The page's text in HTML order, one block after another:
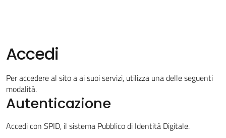
Servizi
Vivere
Tossignano
Accedi
Per accedere al sito a ai suoi servizi, utilizza una delle seguenti
modalità.
Autenticazione
Accedi con SPID, il sistema Pubblico di Identità Digitale.